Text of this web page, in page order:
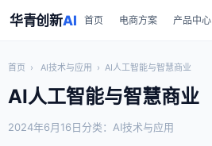
华青创新AI 首页 电商方案 产品中心
首页 › AI技术与应用 › AI人工智能与智慧商业
AI人工智能与智慧商业
2024年6月16日分类：AI技术与应用